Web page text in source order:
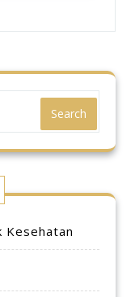
Search
Kesehatan